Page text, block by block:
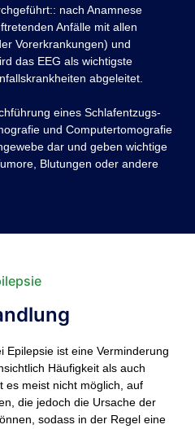
nach Anamnese
Anfälle mit allen
Vorerkrankungen) und
das EEG als wichtigste
abgeleitet.
eines Schlafentzugs-
und Computertomografie
dar und geben wichtige
Blutungen oder andere
Epilepsie ist eine Verminderung
Häufigkeit als auch
es meist nicht möglich, auf
die jedoch die Ursache der
sodass in der Regel eine